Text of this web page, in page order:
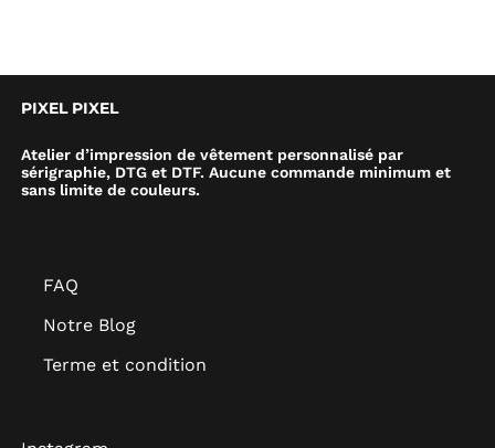
PIXEL PIXEL
Atelier d’impression de vêtement personnalisé par
sérigraphie, DTG et DTF. Aucune commande minimum et
sans limite de couleurs.
FAQ
Notre Blog
Terme et condition